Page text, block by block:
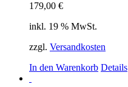
179,00 €
inkl. 19 % MwSt.
zzgl. Versandkosten
In den Warenkorb Details